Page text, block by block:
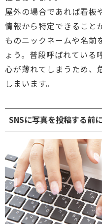
屋外の場合であれば看板
情報から特定できること
ものニックネームや名前
ょう。普段呼ばれている
心が薄れてしまうため、
しまいます。
SNSに写真を投稿する前